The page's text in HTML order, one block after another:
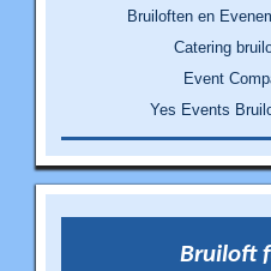
Bruiloften en
Catering
Event
Yes Events
Bruiloft